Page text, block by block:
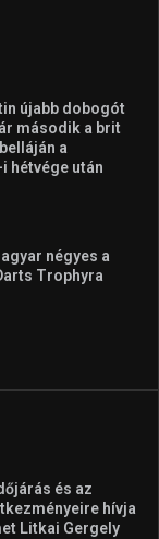
újabb dobogót
második a brit
a
hétvége után
négyes a
Trophyra
és az
hívja
Litkai Gergely